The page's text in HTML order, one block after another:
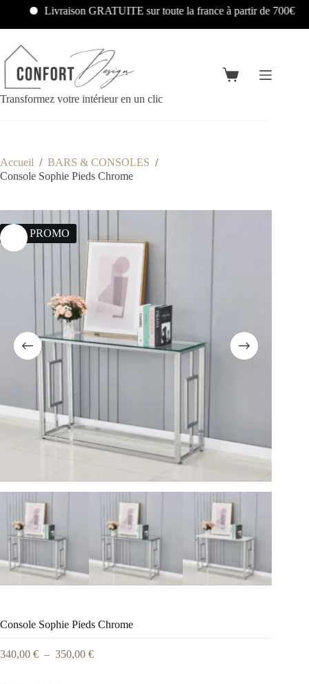
Livraison GRATUITE sur toute la france à partir de 700€
Transformez votre intérieur en un clic
Accueil / BARS & CONSOLES /
Console Sophie Pieds Chrome
24% PROMO
Console Sophie Pieds Chrome
340,00 € – 350,00 €